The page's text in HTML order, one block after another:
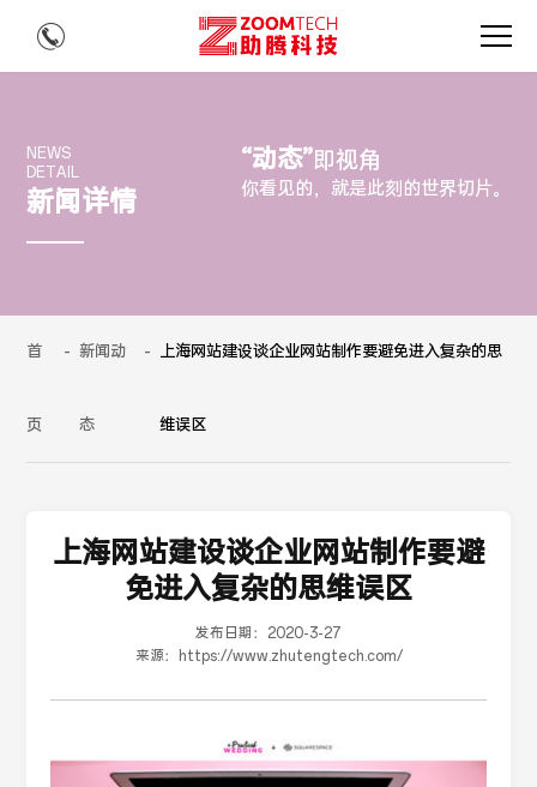
NEWS
DETAIL
新闻详情
“动态”即视角
你看见的，就是此刻的世界切片。
首
页
- 新闻动
态
- 上海网站建设谈企业网站制作要避免进入复杂的思
维误区
上海网站建设谈企业网站制作要避
免进入复杂的思维误区
发布日期： 2020-3-27
来源：
https://www.zhutengtech.com/